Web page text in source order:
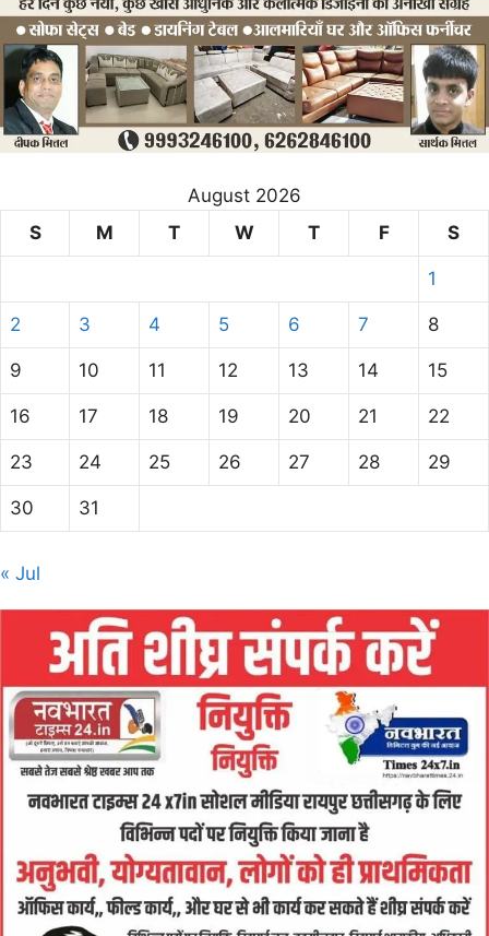
August 2026
S
M T W T F S
1
2 3 4 5 6 7 8
9 10 11 12 13 14 15
16 17 18 19 20 21 22
23 24 25 26 27 28 29
30 31
« Jul